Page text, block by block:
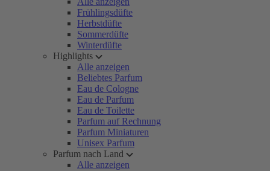
Frühlingsdüfte
Herbstdüfte
Sommerdüfte
Winterdüfte
Highlights
Alle anzeigen
Beliebtes Parfum
Eau de Cologne
Eau de Parfum
Eau de Toilette
Parfum auf Rechnung
Parfum Miniaturen
Unisex Parfum
Parfum nach Land
Alle anzeigen